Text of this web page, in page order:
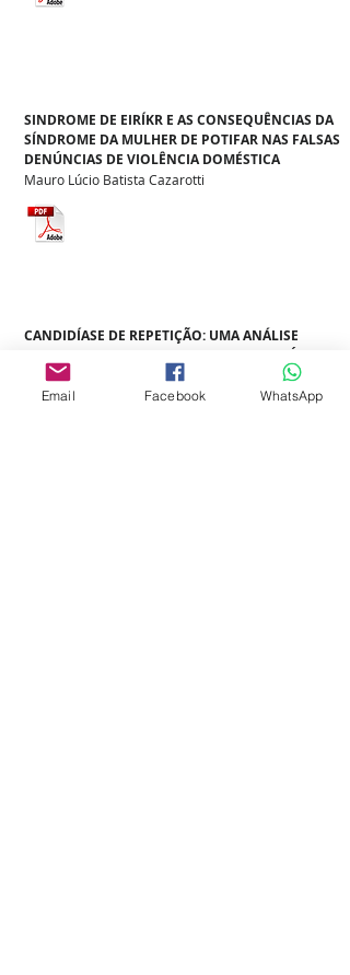
Mauro Lúcio Batista Cazarotti
SINDROME DE EIRÍKR E AS CONSEQUÊNCIAS DA
SÍNDROME DA MULHER DE POTIFAR NAS FALSAS
DENÚNCIAS DE VIOLÊNCIA DOMÉSTICA
Fernanda Borges de Almeida Fernandes, Maria Luiza
CANDIDÍASE DE REPETIÇÃO: UMA ANÁLISE
DETALHADA DA FISIOPATOLOGIA, DIAGNÓSTICO E
INTERVENÇÕES TERAPÊUTICAS
Email Facebook WhatsApp